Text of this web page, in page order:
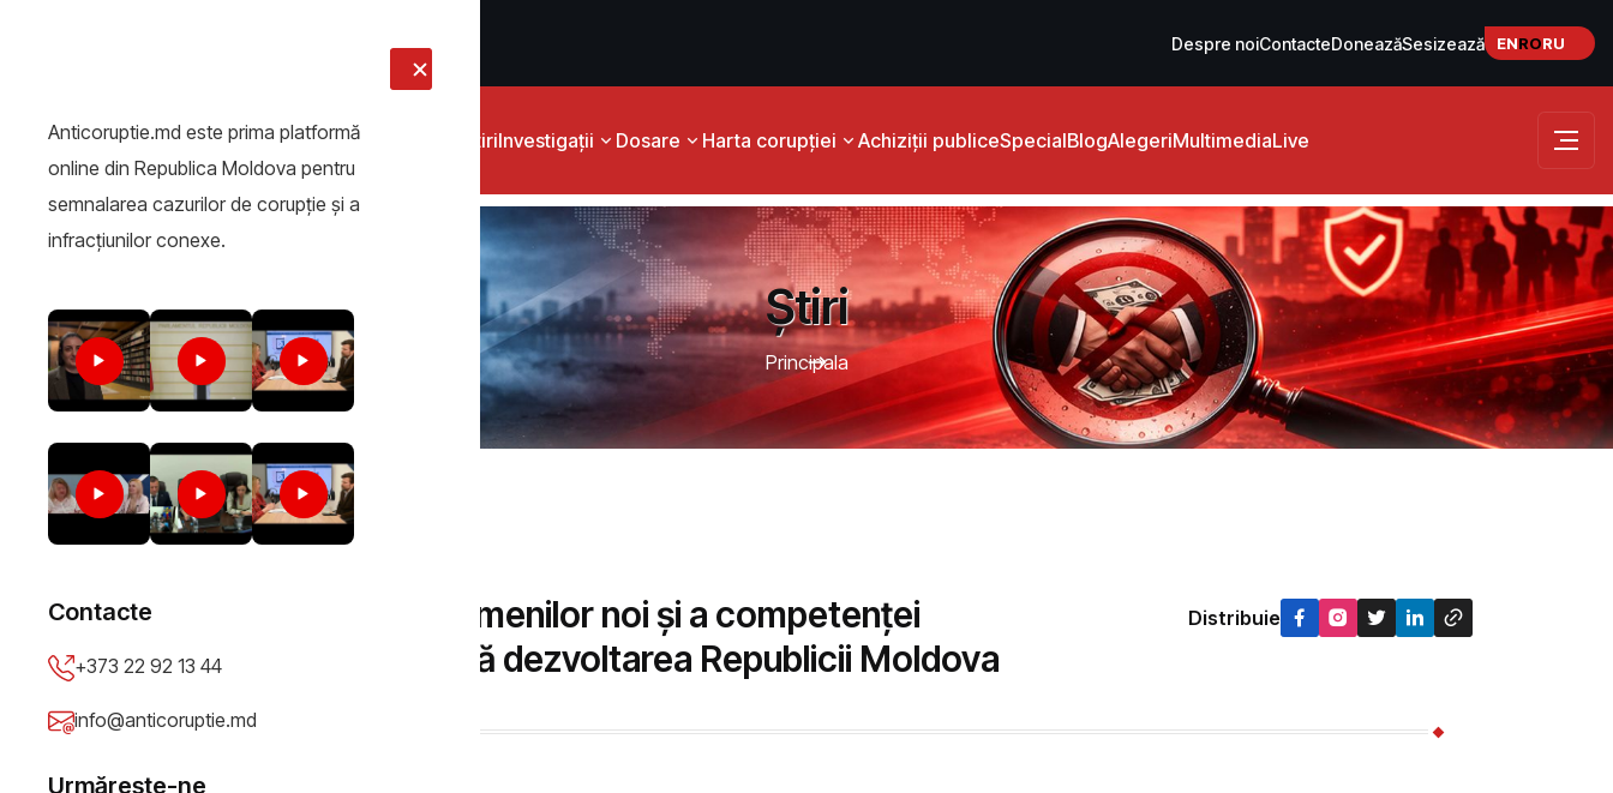
Despre noiContacteDoneazăSesizează ENRORU
ȘtiriInvestigații Dosare Harta corupției Achiziții publiceSpecialBlogAlegeriMultimediaLive
Anticoruptie.md este prima platformă
online din Republica Moldova pentru
semnalarea cazurilor de corupţie şi a
infracţiunilor conexe.
Contacte
+373 22 92 13 44
info@anticoruptie.md
Urmărește-ne
Știri
Principala
Valeriu Pașa: lipsa oamenilor noi și a competenței
economice blochează dezvoltarea Republicii Moldova
Olga Virlan 06 Jul 2026
Distribuie